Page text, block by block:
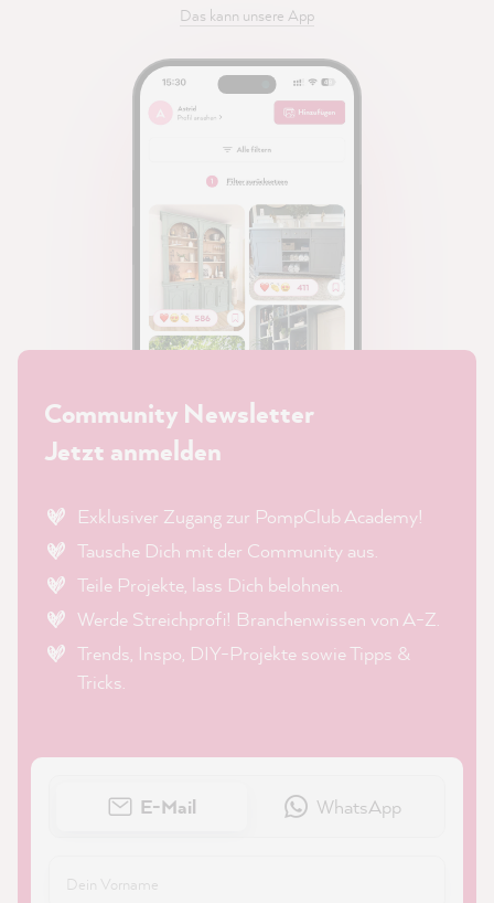
Das kann unsere App
Community Newsletter
Jetzt anmelden
Exklusiver Zugang zur PompClub Academy!
Tausche Dich mit der Community aus.
Teile Projekte, lass Dich belohnen.
Werde Streichprofi! Branchenwissen von A-Z.
Trends, Inspo, DIY-Projekte sowie Tipps &
Tricks.
E-Mail WhatsApp